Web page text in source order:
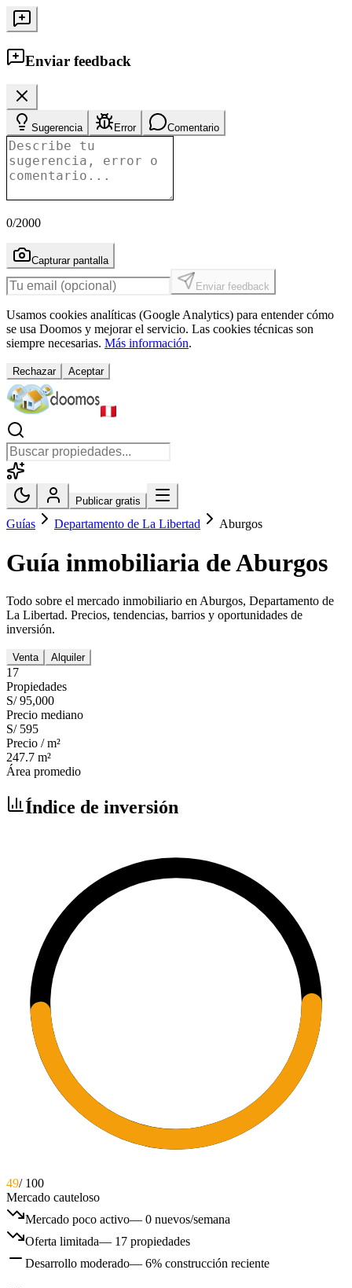
Enviar feedback
Sugerencia Error Comentario
0/2000
Capturar pantalla
Enviar feedback
Usamos cookies analíticas (Google Analytics) para entender cómo
se usa Doomos y mejorar el servicio. Las cookies técnicas son
siempre necesarias. Más información.
Rechazar Aceptar
Publicar gratis
Guías Departamento de La Libertad Aburgos
Guía inmobiliaria deAburgos
Todo sobre el mercado inmobiliario en Aburgos, Departamento de
La Libertad. Precios, tendencias, barrios y oportunidades de
inversión.
Venta Alquiler
17
Propiedades
S/ 95,000
Precio mediano
S/ 595
Precio / m²
247.7 m²
Área promedio
Índice de inversión
49/ 100
Mercado cauteloso
Mercado poco activo— 0 nuevos/semana
Oferta limitada— 17 propiedades
Desarrollo moderado— 6% construcción reciente